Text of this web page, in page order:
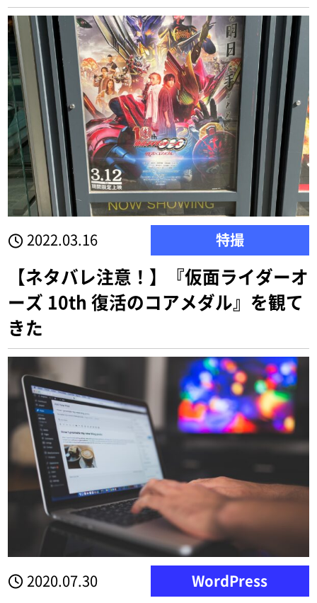
2022.03.16 特撮
【ネタバレ注意！】『仮面ライダーオ
ーズ 10th 復活のコアメダル』を観て
きた
2020.07.30 WordPress